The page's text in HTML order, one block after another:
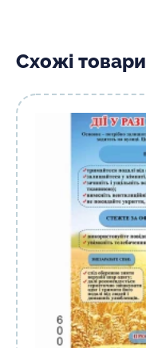
Схожі товари